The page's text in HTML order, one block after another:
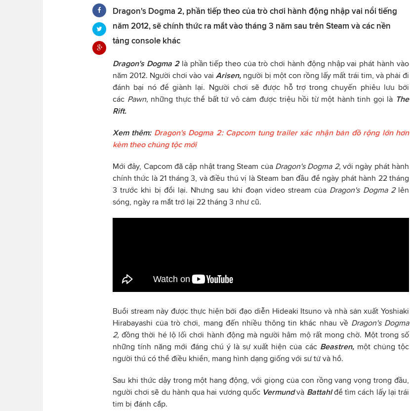
Dragon's Dogma 2, phần tiếp theo của trò chơi hành động nhập vai nổi tiếng
năm 2012, sẽ chính thức ra mắt vào tháng 3 năm sau trên Steam và các nền
tảng console khác
Dragon's Dogma 2 là phần tiếp theo của trò chơi hành động nhập vai phát hành vào
năm 2012. Người chơi vào vai Arisen, người bị một con rồng lấy mất trái tim, và phải đi
đánh bại nó để giành lại. Người chơi sẽ được hỗ trợ trong chuyến phiêu lưu bởi
các Pawn, những thực thể bất tử vô cảm được triệu hồi từ một hành tinh gọi là The
Rift.
Xem thêm: Dragon's Dogma 2: Capcom tung trailer xác nhận bản đồ rộng lớn hơn
kèm theo chủng tộc mới
Mới đây, Capcom đã cập nhật trang Steam của Dragon's Dogma 2, với ngày phát hành
chính thức là 21 tháng 3, và điều thú vị là Steam ban đầu để ngày phát hành 22 tháng
3 trước khi bị đổi lại. Nhưng sau khi đoạn video stream của Dragon's Dogma 2 lên
sóng, ngày ra mắt trở lại 22 tháng 3 như cũ.
Buổi stream này được thực hiện bởi đạo diễn Hideaki Itsuno và nhà sản xuất Yoshiaki
Hirabayashi của trò chơi, mang đến nhiều thông tin khác nhau về Dragon's Dogma
2, đồng thời hé lộ lối chơi hành động mà người hâm mộ rất mong chờ. Một trong số
những tính năng mới đáng chú ý là sự xuất hiện của các Beastren, một chủng tộc
người thú có thể điều khiển, mang hình dạng giống với sư tử và hổ.
Sau khi thức dậy trong một hang động, với giọng của con rồng vang vọng trong đầu,
người chơi sẽ du hành qua hai vương quốc Vermundvà Battahlđể tìm cách lấy lại trái
tim bị đánh cắp.